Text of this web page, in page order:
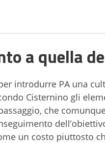
a quella
introdurre PA una
Cisternino gli
che
un costo piuttosto